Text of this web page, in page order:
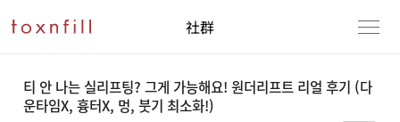
社群
티 안 나는 실리프팅? 그게 가능해요! 원더리프트 리얼 후기 (다
운타임X, 흉터X, 멍, 붓기 최소화!)